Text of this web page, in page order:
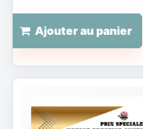
Ajouter au panier